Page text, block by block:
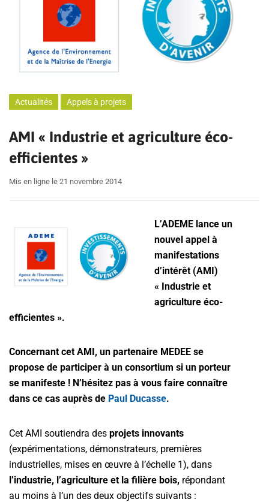
Actualités Appels à projets
AMI « Industrie et agriculture éco-
efficientes »
Mis en ligne le 21 novembre 2014
L’ADEME lance un
nouvel appel à
manifestations
d’intérêt (AMI)
« Industrie et
agriculture éco-
efficientes ».
Concernant cet AMI, un partenaire MEDEE se
propose de participer à un consortium si un porteur
se manifeste ! N’hésitez pas à vous faire connaître
dans ce cas auprès de Paul Ducasse.
Cet AMI soutiendra des projets innovants
(expérimentations, démonstrateurs, premières
industrielles, mises en œuvre à l’échelle 1), dans
l’industrie, l’agriculture et la filière bois, répondant
au moins à l’un des deux objectifs suivants :